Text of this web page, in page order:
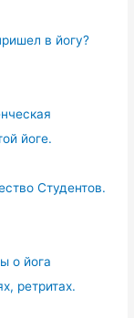
в йогу?
йоге.
Студентов.
о йога
ретритах.